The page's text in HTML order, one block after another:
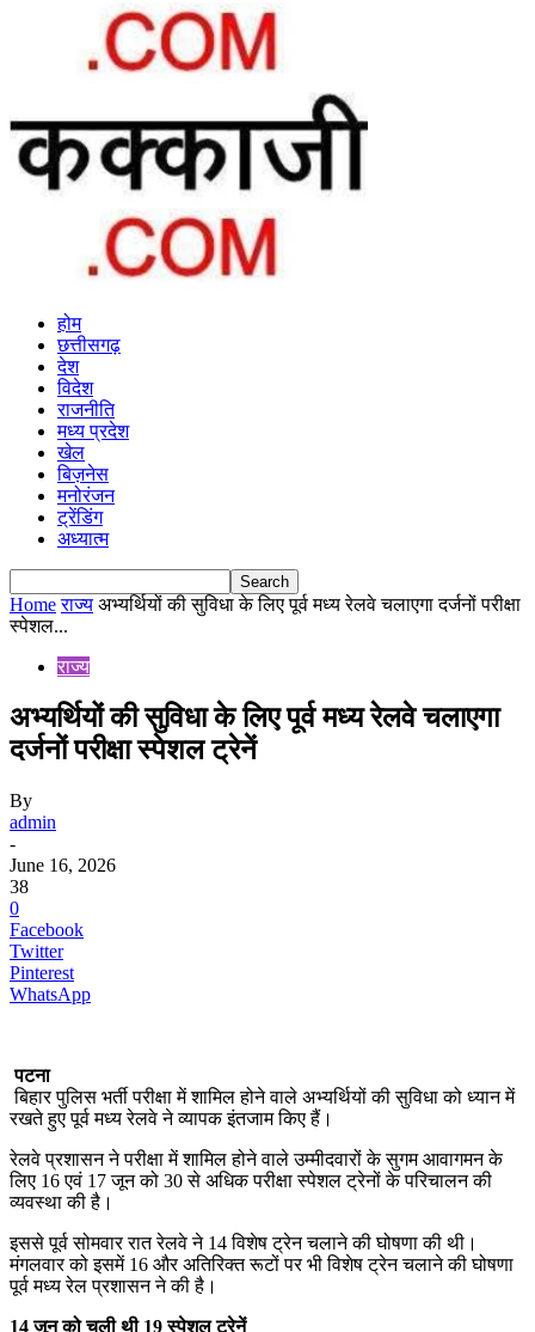
होम
छत्तीसगढ़
देश
विदेश
राजनीति
मध्य प्रदेश
खेल
बिज़नेस
मनोरंजन
ट्रेंडिंग
अध्यात्म
Home राज्य अभ्यर्थियों की सुविधा के लिए पूर्व मध्य रेलवे चलाएगा दर्जनों परीक्षा
स्पेशल...
राज्य
अभ्यर्थियों की सुविधा के लिए पूर्व मध्य रेलवे चलाएगा
दर्जनों परीक्षा स्पेशल ट्रेनें
By
admin
-
June 16, 2026
38
0
Facebook
Twitter
Pinterest
WhatsApp
पटना
बिहार पुलिस भर्ती परीक्षा में शामिल होने वाले अभ्यर्थियों की सुविधा को ध्यान में
रखते हुए पूर्व मध्य रेलवे ने व्यापक इंतजाम किए हैं।
रेलवे प्रशासन ने परीक्षा में शामिल होने वाले उम्मीदवारों के सुगम आवागमन के
लिए 16 एवं 17 जून को 30 से अधिक परीक्षा स्पेशल ट्रेनों के परिचालन की
व्यवस्था की है।
इससे पूर्व सोमवार रात रेलवे ने 14 विशेष ट्रेन चलाने की घोषणा की थी।
मंगलवार को इसमें 16 और अतिरिक्त रूटों पर भी विशेष ट्रेन चलाने की घोषणा
पूर्व मध्य रेल प्रशासन ने की है।
14 जून को चली थी 19 स्‍पेशल ट्रेनें